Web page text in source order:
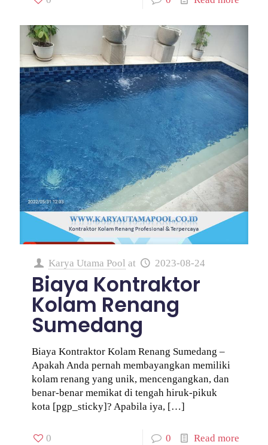
Karya Utama Pool at 2023-08-24
Biaya Kontraktor
Kolam Renang
Sumedang
Biaya Kontraktor Kolam Renang Sumedang –
Apakah Anda pernah membayangkan memiliki
kolam renang yang unik, mencengangkan, dan
benar-benar memikat di tengah hiruk-pikuk
kota [pgp_sticky]? Apabila iya, […]
0 0 Read more